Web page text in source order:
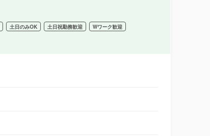
土日のみOK 土日祝勤務歓迎 Wワーク歓迎